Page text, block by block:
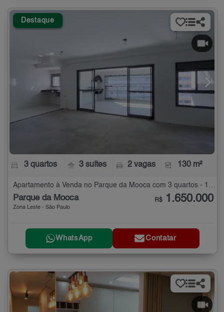
Destaque
3 quartos 3 suítes 2 vagas 130 m²
Parque da Mooca
Zona Leste - São Paulo
R$ 1.650.000
WhatsApp Contatar